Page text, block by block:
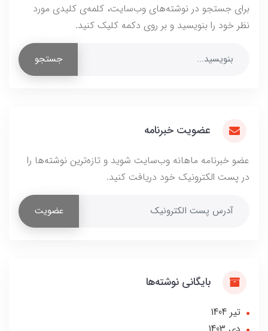
برای جستجو در نوشته‌های وب‌سایت، کلمه‌ی کلیدی مورد
نظر خود را بنویسید و بر روی دکمه کلیک کنید.
جستجو
عضویت خبرنامه
عضو خبرنامه ماهانه وب‌سایت شوید و تازه‌ترین نوشته‌ها را
در پست الکترونیک خود دریافت کنید.
عضویت
بایگانی نوشته‌ها
تير 1404